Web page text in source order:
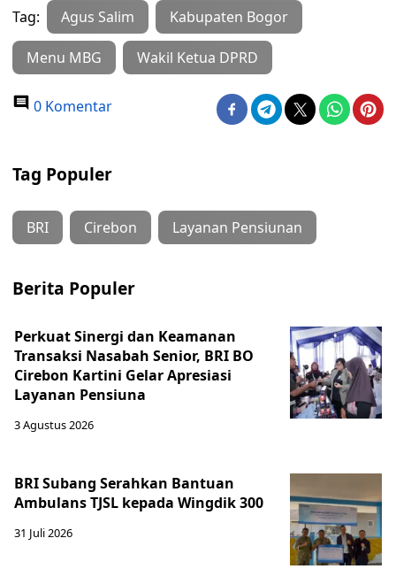
Tag: Agus Salim Kabupaten Bogor
Menu MBG Wakil Ketua DPRD
0 Komentar
Tag Populer
BRI Cirebon Layanan Pensiunan
Berita Populer
Perkuat Sinergi dan Keamanan
Transaksi Nasabah Senior, BRI BO
Cirebon Kartini Gelar Apresiasi
Layanan Pensiuna
3 Agustus 2026
BRI Subang Serahkan Bantuan
Ambulans TJSL kepada Wingdik 300
31 Juli 2026